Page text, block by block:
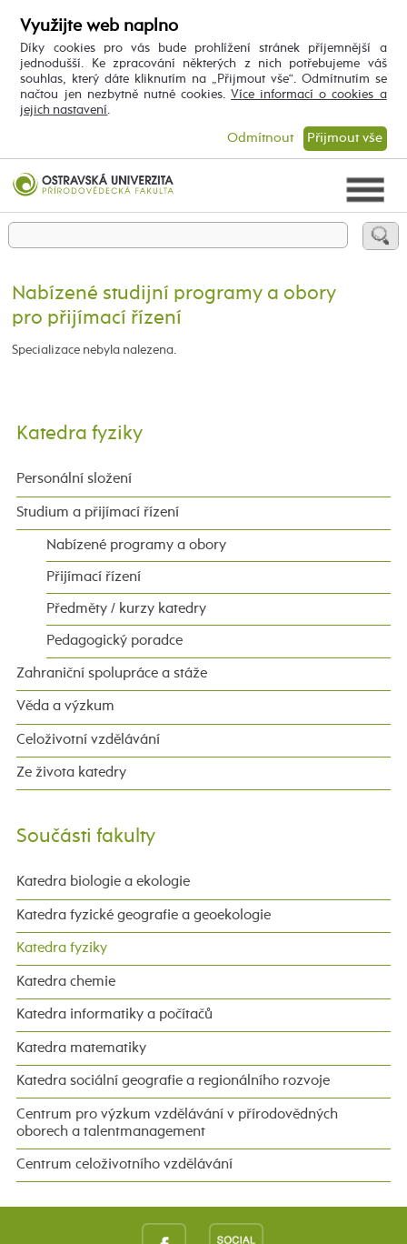
Využijte web naplno
Díky cookies pro vás bude prohlížení stránek příjemnější a
jednodušší. Ke zpracování některých z nich potřebujeme váš
souhlas, který dáte kliknutím na „Přijmout vše“. Odmítnutím se
načtou jen nezbytně nutné cookies.Více informací o cookies a
jejich nastavení
Přijmout vše
Odmítnout
Nabízené studijní programy a obory
pro přijímací řízení
Specializace nebyla nalezena.
Katedra fyziky
Personální složení
Studium a přijímací řízení
Nabízené programy a obory
Přijímací řízení
Předměty / kurzy katedry
Pedagogický poradce
Zahraniční spolupráce a stáže
Věda a výzkum
Celoživotní vzdělávání
Ze života katedry
Součásti fakulty
Katedra biologie a ekologie
Katedra fyzické geografie a geoekologie
Katedra fyziky
Katedra chemie
Katedra informatiky a počítačů
Katedra matematiky
Katedra sociální geografie a regionálního rozvoje
Centrum pro výzkum vzdělávání v přírodovědných
oborech a talentmanagement
Centrum celoživotního vzdělávání